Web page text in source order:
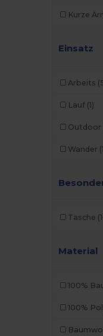
Kurze
Einsatz
Arbeits
Lauf (1)
Outdoor
Wander
Tasche
Material
100%
100%